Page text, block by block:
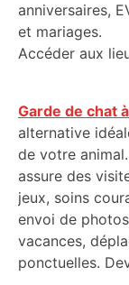
anniversaires,
et mariages.
Accéder aux
Garde de chat
alternative
de votre
assure des
jeux, soins
envoi de
vacances,
ponctuelles.